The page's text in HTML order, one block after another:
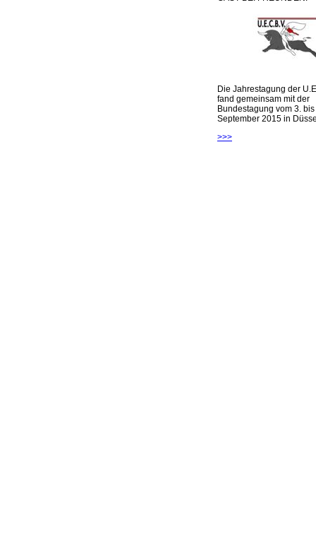
Die Jahrestagung der
fand gemeinsam mit der
Bundestagung vom 3. bis
September 2015 in
>>>